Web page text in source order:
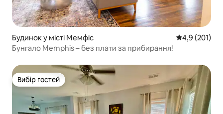
Будинок у місті Мемфіс Середня
4,9 (201)
Бунгало Memphis – без плати за прибирання!
Вибір гостей
Вибір гостей